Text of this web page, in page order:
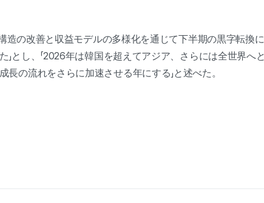
造の改善と収益モデルの多様化を通じて下半期の黒字転換
とし、「2026年は韓国を超えてアジア、さらには全世界へ
の流れをさらに加速させる年にする」と述べた。